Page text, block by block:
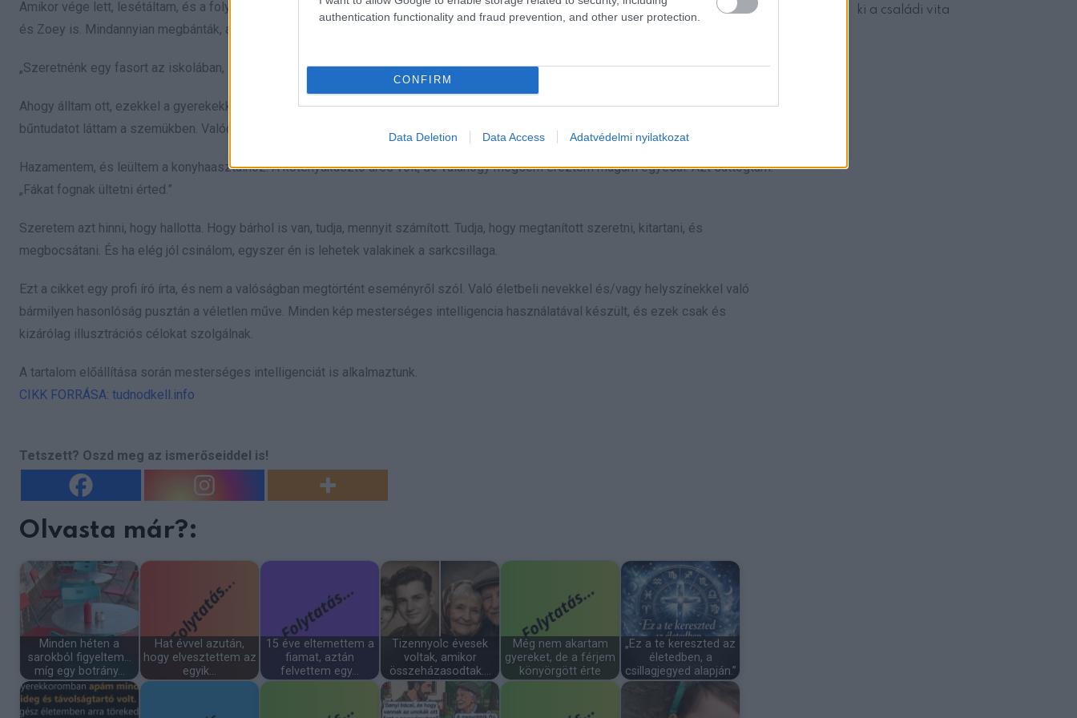
authentication functionality and fraud prevention, and other user protection.
CONFIRM
Data Deletion Data Access Adatvédelmi nyilatkozat
Amikor vége lett, lesétáltam, és a folyosó mellé húzódtam, hogy összeszedjem magam. Brittany jött oda hozzám, majd Tyler, Marcus
és Zoey is. Mindannyian megbánták, amit tettek, és valamit tenni akartak.
„Szeretnénk egy fasort az iskolában, Lorraine sétánya néven”, mondta Brittany. „Padokkal, egy nyugodt hellyel.”
Ahogy álltam ott, ezekkel a gyerekekkel, akik éveken át megkeserítették a napjaimat, éreztem, hogy valami megváltozik. Nem csak
bűntudatot láttam a szemükben. Valódi változást.
Hazamentem, és leültem a konyhaasztalhoz. A kötényakasztó üres volt, de valahogy mégsem éreztem magam egyedül. Azt suttogtam:
„Fákat fognak ültetni érted.”
Szeretem azt hinni, hogy hallotta. Hogy bárhol is van, tudja, mennyit számított. Tudja, hogy megtanított szeretni, kitartani, és
megbocsátani. És ha elég jól csinálom, egyszer én is lehetek valakinek a sarkcsillaga.
Ezt a cikket egy profi író írta, és nem a valóságban megtörtént eseményről szól. Való életbeli nevekkel és/vagy helyszínekkel való
bármilyen hasonlóság pusztán a véletlen műve. Minden kép mesterséges intelligencia használatával készült, és ezek csak és
kizárólag illusztrációs célokat szolgálnak.
A tartalom előállítása során mesterséges intelligenciát is alkalmaztunk.
CIKK FORRÁSA: tudnodkell.info
Tetszett? Oszd meg az ismerőseiddel is!
Olvasta már?:
Minden héten a
sarokból figyeltem…
míg egy botrány…
Hat évvel azután,
hogy elvesztettem az
egyik…
15 éve eltemettem a
fiamat, aztán
felvettem egy…
Tizennyolc évesek
voltak, amikor
összeházasodtak.…
Még nem akartam
gyereket, de a férjem
könyörgött érte
„Ez a te kereszted az
életedben, a
csillagjegyed alapján.”
ki a családi vita